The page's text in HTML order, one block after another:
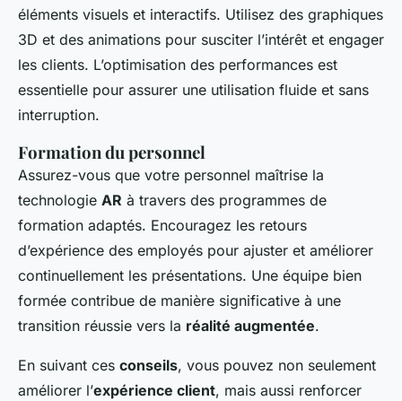
éléments visuels et interactifs. Utilisez des graphiques
3D et des animations pour susciter l’intérêt et engager
les clients. L’optimisation des performances est
essentielle pour assurer une utilisation fluide et sans
interruption.
Formation du personnel
Assurez-vous que votre personnel maîtrise la
technologie AR à travers des programmes de
formation adaptés. Encouragez les retours
d’expérience des employés pour ajuster et améliorer
continuellement les présentations. Une équipe bien
formée contribue de manière significative à une
transition réussie vers la réalité augmentée.
En suivant ces conseils, vous pouvez non seulement
améliorer l’expérience client, mais aussi renforcer